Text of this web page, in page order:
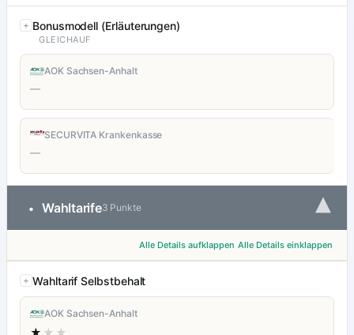
Bonusmodell (Erläuterungen)
GLEICHAUF
AOK Sachsen-Anhalt
—
SECURVITA Krankenkasse
—
• Wahltarife3 Punkte ▾
Alle Details aufklappen Alle Details einklappen
Wahltarif Selbstbehalt
AOK Sachsen-Anhalt